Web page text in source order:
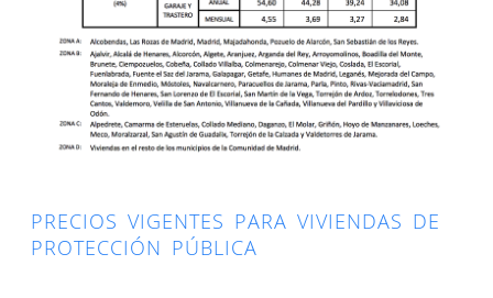
PRECIOS VIGENTES PARA VIVIENDAS DE
PROTECCIÓN PÚBLICA